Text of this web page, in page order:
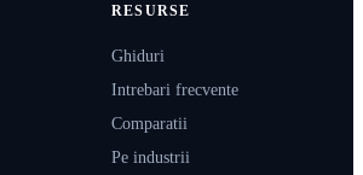
RESURSE
Ghiduri
Intrebari frecvente
Comparatii
Pe industrii